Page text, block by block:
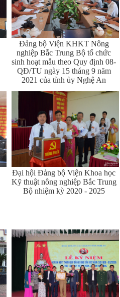
Đảng bộ Viện KHKT Nông
nghiệp Bắc Trung Bộ tổ chức
sinh hoạt mẫu theo Quy định 08-
QĐ/TU ngày 15 tháng 9 năm
2021 của tỉnh ủy Nghệ An
Đại hội Đảng bộ Viện Khoa học
Kỹ thuật nông nghiệp Bắc Trung
Bộ nhiệm kỳ 2020 - 2025